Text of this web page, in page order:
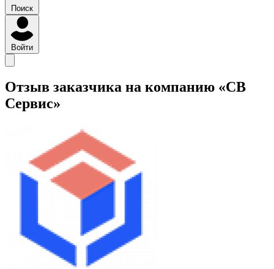
Поиск
Войти
Отзыв заказчика на компанию «СВ
Сервис»